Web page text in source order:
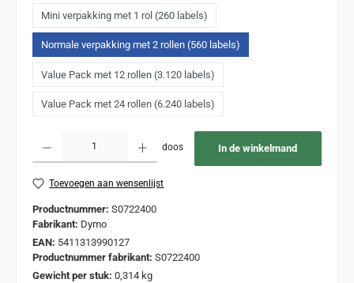
Mini verpakking met 1 rol (260 labels)
Normale verpakking met 2 rollen (560 labels)
Value Pack met 12 rollen (3.120 labels)
Value Pack met 24 rollen (6.240 labels)
doos In de winkelmand
Toevoegen aan wensenlijst
Productnummer: S0722400
Fabrikant: Dymo
EAN: 5411313990127
Productnummer fabrikant: S0722400
Gewicht per stuk: 0,314 kg